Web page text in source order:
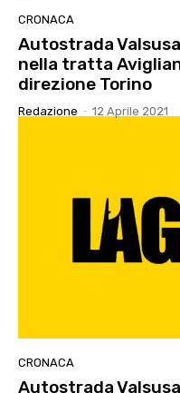
CRONACA
Autostrada
nella tratta
direzione Torino
Redazione - 12 Aprile 2021
CRONACA
Autostrada